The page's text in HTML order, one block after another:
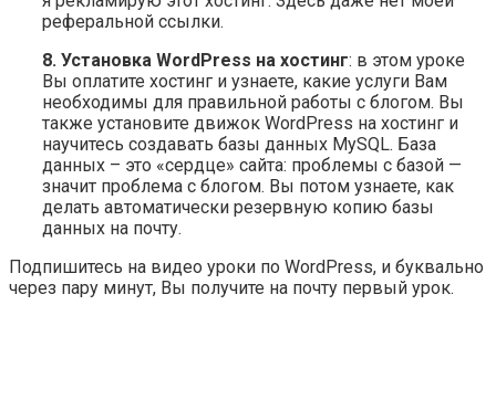
реферальной ссылки.
8. Установка WordPress на хостинг: в этом уроке
Вы оплатите хостинг и узнаете, какие услуги Вам
необходимы для правильной работы с блогом. Вы
также установите движок WordPress на хостинг и
научитесь создавать базы данных MySQL. База
данных – это «сердце» сайта: проблемы с базой —
значит проблема с блогом. Вы потом узнаете, как
делать автоматически резервную копию базы
данных на почту.
Подпишитесь на видео уроки по WordPress, и буквально
через пару минут, Вы получите на почту первый урок.